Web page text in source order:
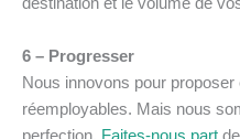
destination et le volume de
6 – Progresser
Nous innovons pour
réemployables. Mais nous